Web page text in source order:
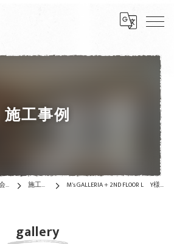
施工事例
八尾市の注文住宅は株式会社MONDIAL 施工事例 M's GALLERIA＋2ND FLOOR L Y様邸 ★117.58㎡
gallery